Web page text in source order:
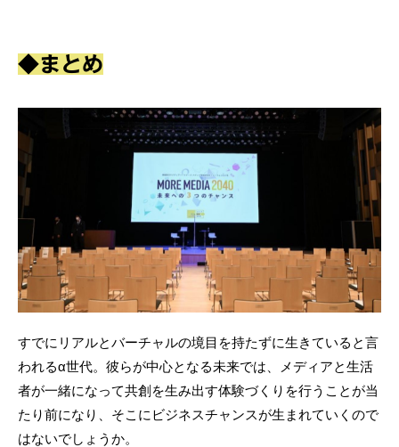
◆まとめ
すでにリアルとバーチャルの境目を持たずに生きていると言
われるα世代。彼らが中心となる未来では、メディアと生活
者が一緒になって共創を生み出す体験づくりを行うことが当
たり前になり、そこにビジネスチャンスが生まれていくので
はないでしょうか。